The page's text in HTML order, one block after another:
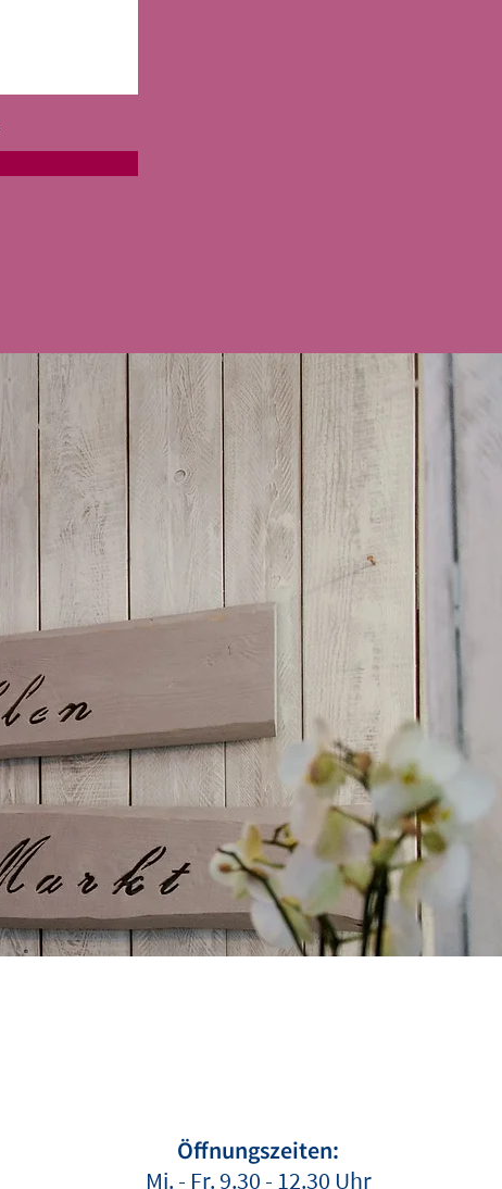
Öffnungszeiten:
Mi. - Fr. 9.30 - 12.30 Uhr